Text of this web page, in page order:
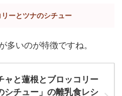
ーとツナのシチュー
多いのが特徴ですね。
ャと蓮根とブロッコリー
シチュー」の離乳食レシ